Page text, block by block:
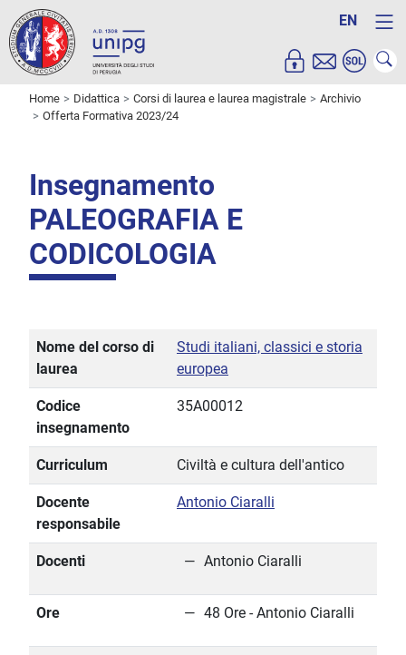
EN
Home Didattica Corsi di laurea e laurea magistrale
Archivio
Offerta Formativa 2023/24
Insegnamento
PALEOGRAFIA E
CODICOLOGIA
Nome del corso di
laurea
Studi italiani, classici e storia
europea
Codice
insegnamento
35A00012
Curriculum Civiltà e cultura dell'antico
Docente
responsabile
Antonio Ciaralli
Docenti Antonio Ciaralli
Ore 48 Ore - Antonio Ciaralli